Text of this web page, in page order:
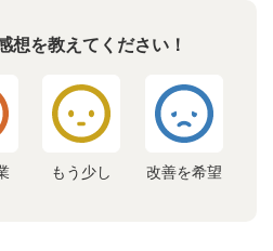
想を教えてください！
もう少し 改善を希望